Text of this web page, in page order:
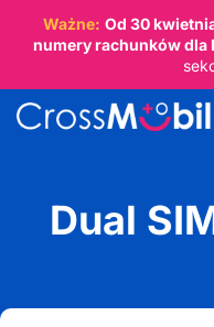
Ważne: Od 30
numery rachunków dla
Dual